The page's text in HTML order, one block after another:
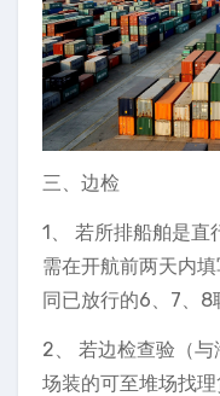
三、边检
1、 若所排船舶是直
需在开航前两天内
同已放行的6、7、8
2、 若边检查验（
场装的可至堆场找理